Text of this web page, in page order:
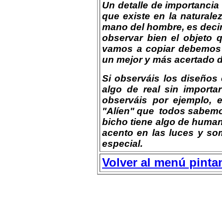
Un detalle de
que existe en la
mano del hombre, es
observar bien el objeto
vamos a copiar
un mejor y más acertado
Si observáis los diseños
algo de real sin
observáis por ejemplo,
"Alíen" que todos
bicho tiene algo de
acento en las luces y
especial.
Volver al menú